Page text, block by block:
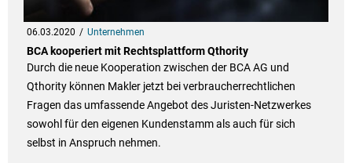
06.03.2020 Unternehmen
BCA kooperiert mit Rechtsplattform Qthority
Durch die neue Kooperation zwischen der BCA AG und
Qthority können Makler jetzt bei verbraucherrechtlichen
Fragen das umfassende Angebot des Juristen-Netzwerkes
sowohl für den eigenen Kundenstamm als auch für sich
selbst in Anspruch nehmen.